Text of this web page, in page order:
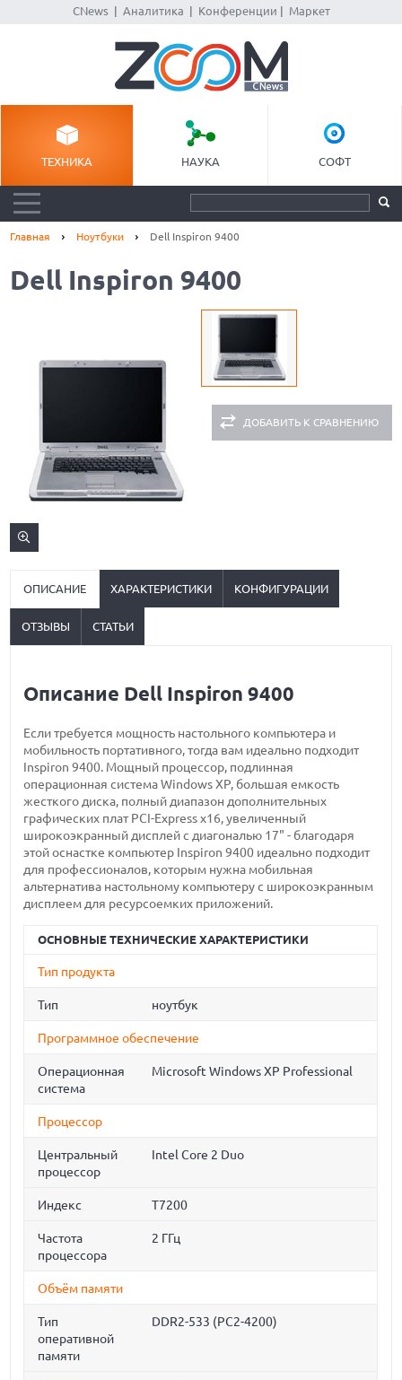
CNews| Аналитика Конференции Маркет
ТЕХНИКА НАУКА СОФТ
Главная Ноутбуки Dell Inspiron 9400
Dell Inspiron 9400
ДОБАВИТЬ К СРАВНЕНИЮ
ОПИСАНИЕ ХАРАКТЕРИСТИКИ КОНФИГУРАЦИИ
ОТЗЫВЫ СТАТЬИ
Описание Dell Inspiron 9400
Если требуется мощность настольного компьютера и
мобильность портативного, тогда вам идеально подходит
Inspiron 9400. Мощный процессор, подлинная
операционная система Windows XP, большая емкость
жесткого диска, полный диапазон дополнительных
графических плат PCI-Express x16, увеличенный
широкоэкранный дисплей с диагональю 17" - благодаря
этой оснастке компьютер Inspiron 9400 идеально подходит
для профессионалов, которым нужна мобильная
альтернатива настольному компьютеру с широкоэкранным
дисплеем для ресурсоемких приложений.
ОСНОВНЫЕ ТЕХНИЧЕСКИЕ ХАРАКТЕРИСТИКИ
Тип продукта
Тип ноутбук
Программное обеспечение
Операционная
система
Microsoft Windows XP Professional
Процессор
Центральный
процессор
Intel Core 2 Duo
Индекс T7200
Частота
процессора
2 ГГц
Объём памяти
Тип
оперативной
памяти
DDR2-533 (PC2-4200)